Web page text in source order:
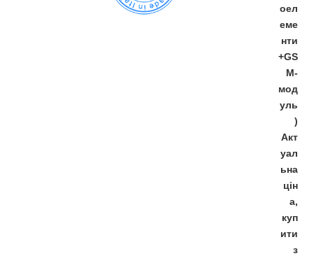
оел
еме
нти
+GS
M-
мод
уль
)
Акт
уал
ьна
цін
а,
куп
ити
з